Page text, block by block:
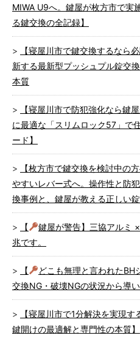
MIWA U9へ。鍵屋が枚方市で実
る鍵交換の全記録】
【寝屋川市で鍵交換するなら
新する最新型プッシュプル錠交
本質
【寝屋川市で防犯強化なら鍵
に最適な「スリムロック57」で
ード】
【枚方市で鍵交換を検討中の
やすいレバー式へ。操作性と防
換事例と、鍵屋が教える正しい
【
鍵屋が警告】三協アルミ
兆です。
【
どこも無理と言われたBH
交換NG・破壊NGの状況から導い
【寝屋川市で1分解決を実現
鍵開けの最適解と専門性の本質】